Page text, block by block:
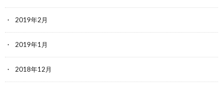
2019年2月
2019年1月
2018年12月